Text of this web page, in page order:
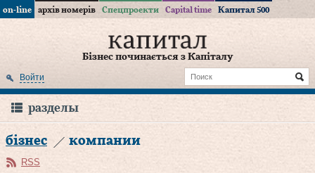
on-line архів номерів Спецпроекти Capital time Капитал 500
Бізнес починається з Капіталу
Войти
разделы
бізнес компании
RSS